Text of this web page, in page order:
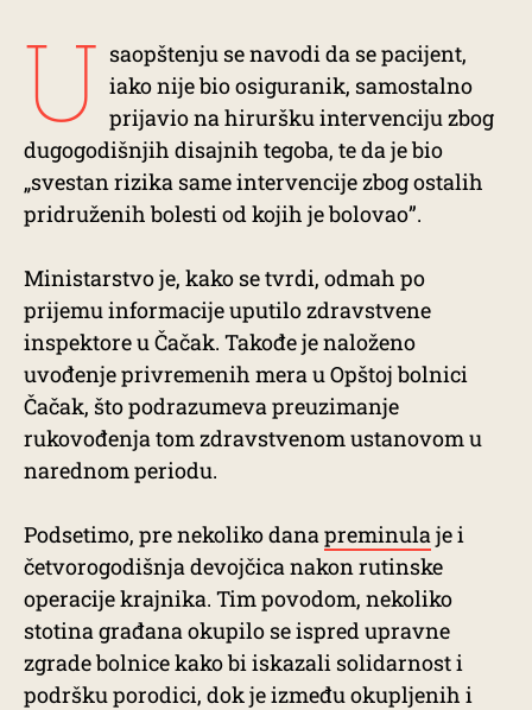
U saopštenju se navodi da se pacijent,
iako nije bio osiguranik, samostalno
prijavio na hiruršku intervenciju zbog
dugogodišnjih disajnih tegoba, te da je bio
„svestan rizika same intervencije zbog ostalih
pridruženih bolesti od kojih je bolovao”.
Ministarstvo je, kako se tvrdi, odmah po
prijemu informacije uputilo zdravstvene
inspektore u Čačak. Takođe je naloženo
uvođenje privremenih mera u Opštoj bolnici
Čačak, što podrazumeva preuzimanje
rukovođenja tom zdravstvenom ustanovom u
narednom periodu.
Podsetimo, pre nekoliko danapreminulaje i
četvorogodišnja devojčica nakon rutinske
operacije krajnika. Tim povodom, nekoliko
stotina građana okupilo se ispred upravne
zgrade bolnice kako bi iskazali solidarnost i
podršku porodici, dok je između okupljenih i